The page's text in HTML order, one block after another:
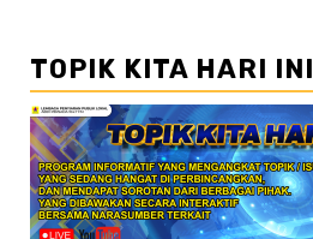
TOPIK KITA HARI INI